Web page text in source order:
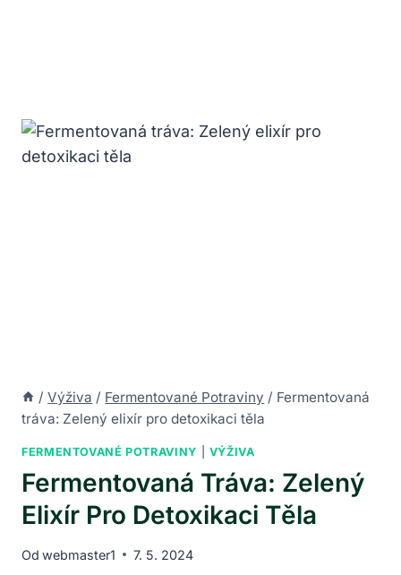
/ Výživa / Fermentované Potraviny / Fermentovaná
tráva: Zelený elixír pro detoxikaci těla
FERMENTOVANÉ POTRAVINY VÝŽIVA
Fermentovaná Tráva: Zelený
Elixír Pro Detoxikaci Těla
Od webmaster1 7. 5. 2024